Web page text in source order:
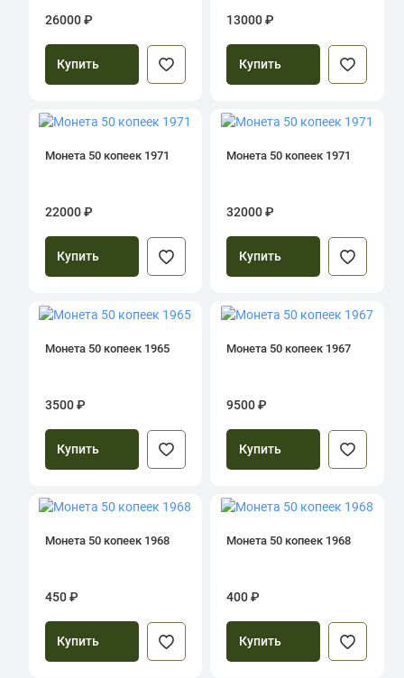
26000 ₽
Купить
13000 ₽
Купить
Монета 50 копеек 1971
22000 ₽
Купить
Монета 50 копеек 1971
32000 ₽
Купить
Монета 50 копеек 1965
3500 ₽
Купить
Монета 50 копеек 1967
9500 ₽
Купить
Монета 50 копеек 1968
450 ₽
Купить
Монета 50 копеек 1968
400 ₽
Купить